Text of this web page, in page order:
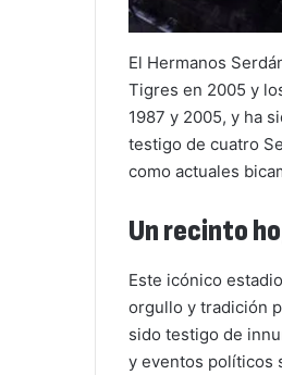
El Hermanos
Tigres en 2005 y
1987 y 2005, y ha
testigo de cuatro
como actuales
Un recinto
Este icónico
orgullo y tradición
sido testigo de
y eventos políticos